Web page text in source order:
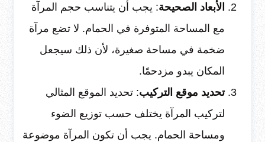
الأبعاد الصحيحة: يجب أن يتناسب حجم المرآة
مع المساحة المتوفرة في الحمام. لا تضع مرآة
ضخمة في مساحة صغيرة، لأن ذلك سيجعل
المكان يبدو مزدحمًا.
تحديد موقع التركيب: تحديد الموقع المثالي
لتركيب المرآة يختلف حسب توزيع الضوء
ومساحة الحمام. يجب أن تكون المرآة موضوعة